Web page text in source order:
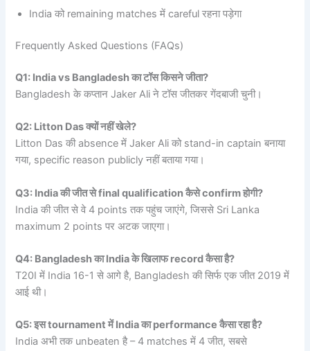
India को remaining matches में careful रहना पड़ेगा
Frequently Asked Questions (FAQs)
Q1: India vs Bangladesh का टॉस किसने जीता?
Bangladesh के कप्तान Jaker Ali ने टॉस जीतकर गेंदबाजी चुनी।
Q2: Litton Das क्यों नहीं खेले?
Litton Das की absence में Jaker Ali को stand-in captain बनाया
गया, specific reason publicly नहीं बताया गया।
Q3: India की जीत से final qualification कैसे confirm होगी?
India की जीत से वे 4 points तक पहुंच जाएंगे, जिससे Sri Lanka
maximum 2 points पर अटक जाएगा।
Q4: Bangladesh का India के खिलाफ record कैसा है?
T20I में India 16-1 से आगे है, Bangladesh की सिर्फ एक जीत 2019 में
आई थी।
Q5: इस tournament में India का performance कैसा रहा है?
India अभी तक unbeaten है – 4 matches में 4 जीत, सबसे